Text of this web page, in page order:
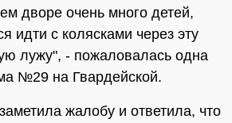
дворе очень много детей,
идти с колясками через эту
лужу", - пожаловалась одна
№29 на Гвардейской.
жалобу и ответила, что